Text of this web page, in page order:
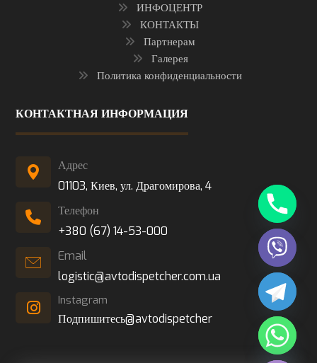
ИНФОЦЕНТР
КОНТАКТЫ
Партнерам
Галерея
Политика конфиденциальности
КОНТАКТНАЯ ИНФОРМАЦИЯ
Адрес
01103, Киев, ул. Драгомирова, 4
Телефон
+380 (67) 14-53-000
Email
logistic@avtodispetcher.com.ua
Instagram
Подпишитесь@avtodispetcher
Hide chaty